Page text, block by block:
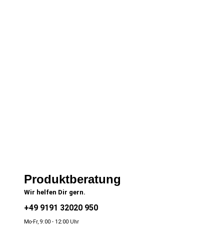
Produktberatung
Wir helfen Dir gern.
+49 9191 32020 950
Mo-Fr, 9:00 - 12:00 Uhr